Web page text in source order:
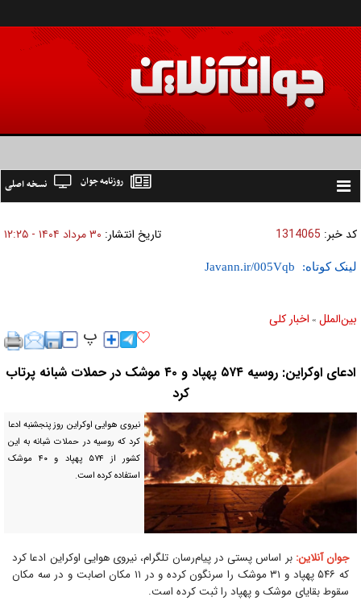
Toggle
نسخه اصلی روزنامه جوان
کد خبر: 1314065 تاریخ انتشار: ۳۰ مرداد ۱۴۰۴ - ۱۲:۲۵
لینک کوتاه:
بين‌الملل » اخبار كلی
ادعای اوکراین: روسیه ۵۷۴ پهپاد و ۴۰ موشک در حملات شبانه پرتاب
کرد
نیروی هوایی اوکراین روز پنجشنبه ادعا
کرد که روسیه در حملات شبانه به این
کشور از ۵۷۴ پهپاد و ۴۰ موشک
استفاده کرده است.
جوان آنلاین: بر اساس پستی در پیام‌رسان تلگرام، نیروی هوایی اوکراین ادعا کرد
که ۵۴۶ پهپاد و ۳۱ موشک را سرنگون کرده و در ۱۱ مکان اصابت و در سه مکان
سقوط بقایای موشک و پهپاد را ثبت کرده است.